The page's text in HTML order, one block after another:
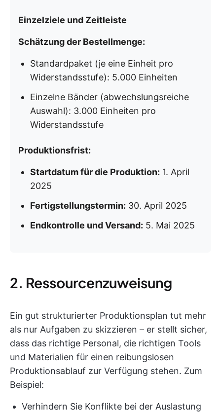
Einzelziele und Zeitleiste
Schätzung der Bestellmenge:
Standardpaket (je eine Einheit pro
Widerstandsstufe): 5.000 Einheiten
Einzelne Bänder (abwechslungsreiche
Auswahl): 3.000 Einheiten pro
Widerstandsstufe
Produktionsfrist:
Startdatum für die Produktion: 1. April
2025
Fertigstellungstermin: 30. April 2025
Endkontrolle und Versand: 5. Mai 2025
2. Ressourcenzuweisung
Ein gut strukturierter Produktionsplan tut mehr
als nur Aufgaben zu skizzieren – er stellt sicher,
dass das richtige Personal, die richtigen Tools
und Materialien für einen reibungslosen
Produktionsablauf zur Verfügung stehen. Zum
Beispiel:
Verhindern Sie Konflikte bei der Auslastung